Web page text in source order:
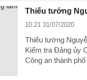
Thiếu tướng
10:21 31/07/2020
Thiếu tướng
Kiểm tra Đảng ủy
Công an thành